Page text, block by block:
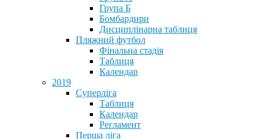
Група Б
Бомбардири
Дисциплінарна таблиця
Пляжний футбол
Фінальна стадія
Таблиця
Календар
2019
Суперліга
Таблиця
Календар
Регламент
Перша ліга